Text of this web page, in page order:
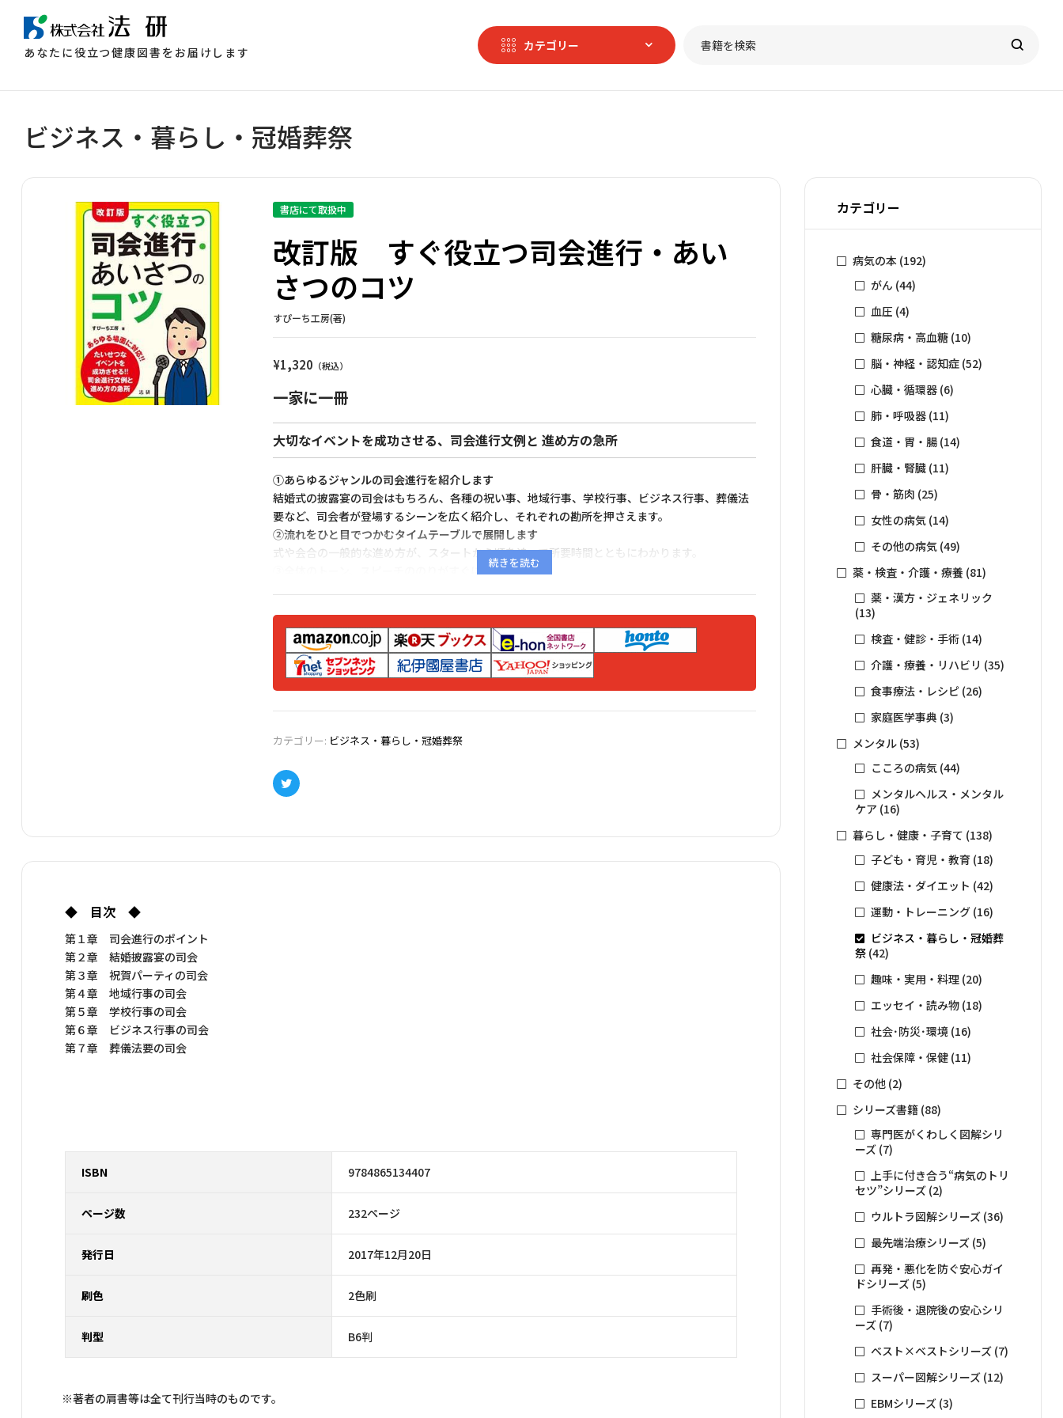
あなたに役立つ健康図書をお届けします カテゴリー
ビジネス・暮らし・冠婚葬祭
書店にて取扱中
改訂版 すぐ役立つ司会進行・あい
さつのコツ
すぴーち工房(著)
¥1,320
一家に一冊
大切なイベントを成功させる、司会進行文例と 進め方の急所
①あらゆるジャンルの司会進行を紹介します
結婚式の披露宴の司会はもちろん、各種の祝い事、地域行事、学校行事、ビジネス行事、葬儀法
要など、司会者が登場するシーンを広く紹介し、それぞれの勘所を押さえます。
②流れをひと目でつかむタイムテーブルで展開します
式や会合の一般的な進め方が、スタートから順を追って所要時間とともにわかります。
③全体のトーン、スピーチののりがすぐにわかります
と表示します。トークの例文は、いまどきの表現も考慮して展開します。
④思わぬトラブルに対処する「アドリブマーク」
応用篇です。司会の成否は、気転の利いた判断やトークで決まるといっても過言ではありませ
ん。あいさつの人が遅れたとき、酔ったとき、アガッて忘れたときなど、さまざまな対処法をア
⑤今日の世相を注視し旧版の内容を精査、リニューアル改訂しました。
カテゴリー: ビジネス・暮らし・冠婚葬祭
Twitter
◆ 目次 ◆
第１章 司会進行のポイント
第２章 結婚披露宴の司会
第３章 祝賀パーティの司会
第４章 地域行事の司会
第５章 学校行事の司会
第６章 ビジネス行事の司会
第７章 葬儀法要の司会
ISBN 9784865134407
ページ数 232ページ
発行日 2017年12月20日
刷色 2色刷
判型 B6判
※著者の肩書等は全て刊行当時のものです。
カテゴリー
病気の本 (192)
がん (44)
血圧 (4)
糖尿病・高血糖 (10)
脳・神経・認知症 (52)
心臓・循環器 (6)
肺・呼吸器 (11)
食道・胃・腸 (14)
肝臓・腎臓 (11)
骨・筋肉 (25)
女性の病気 (14)
その他の病気 (49)
薬・検査・介護・療養 (81)
薬・漢方・ジェネリック
(13)
検査・健診・手術 (14)
介護・療養・リハビリ (35)
食事療法・レシピ (26)
家庭医学事典 (3)
メンタル (53)
こころの病気 (44)
メンタルヘルス・メンタル
ケア (16)
暮らし・健康・子育て (138)
子ども・育児・教育 (18)
健康法・ダイエット (42)
運動・トレーニング (16)
ビジネス・暮らし・冠婚葬
祭 (42)
趣味・実用・料理 (20)
エッセイ・読み物 (18)
社会･防災･環境 (16)
社会保障・保健 (11)
その他 (2)
シリーズ書籍 (88)
専門医がくわしく図解シリ
ーズ (7)
上手に付き合う“病気のトリ
セツ”シリーズ (2)
ウルトラ図解シリーズ (36)
最先端治療シリーズ (5)
再発・悪化を防ぐ安心ガイ
ドシリーズ (5)
手術後・退院後の安心シリ
ーズ (7)
ベスト×ベストシリーズ (7)
スーパー図解シリーズ (12)
EBMシリーズ (3)